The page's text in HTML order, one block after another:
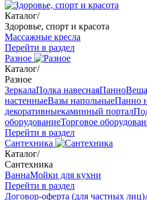
Каталог/
Здоровье, спорт и красота
Массажные кресла
Перейти в раздел
Разное
Каталог/
Разное
ЗеркалаПолка навеснаяПанно
настенныеВазы напольныеПанно
декоративныекаминный портал
оборудованиеТорговое
Перейти в раздел
Сантехника
Каталог/
Сантехника
ВаннаМойки для кухни
Перейти в раздел
Договор-оферта (для частных лиц)